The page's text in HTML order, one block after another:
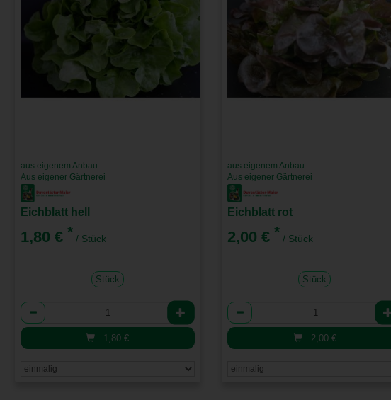
aus eigenem Anbau
Aus eigener Gärtnerei
Eichblatt hell
1,80 €* / Stück
Stück
Anzahl
1,80€
aus eigenem Anbau
Aus eigener Gärtnerei
Eichblatt rot
2,00 € * / Stück
Stück
Anzahl
2,00 €